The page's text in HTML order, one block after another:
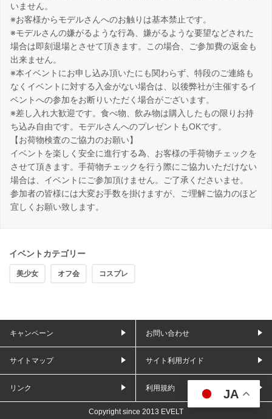
いません。
※お客様からモデルさんへのお触りは基本禁止です。
※モデルさんの嫌がるような行為、嫌がるような要望などされた
場合は即刻退場とさせて頂きます。この場合、ご参加費の返金も
出来ません。
※本イベントにお申し込み頂いたにも関わらず、特段のご連絡も
なくイベントに対する入金がない場合は、以後弊社が主催するイ
ベントへの参加をお断りいただく場合がございます。
※差し入れ大歓迎です。食べ物、飲み物は購入したもの限りお持
ち込み自由です。モデルさんへのプレゼントもOKです。
【お荷物検査のご協力のお願い】
イベントを楽しく安全に進行する為、お客様の手荷物チェックを
させて頂きます。手荷物チェックを行う際にご協力いただけない
場合は、イベントにご参加頂けません。ご了承くださいませ。
参加者の皆様には大変お手数を掛けますが、ご理解ご協力のほど
宜しくお願い致します。
イベントカテゴリー
美少女 オフ会 コスプレ
JA
キャンペーン お問い合わせ
サイトマップ サイト利用ガイド
リンク 利用規約
Copyright since 2013 EVELT